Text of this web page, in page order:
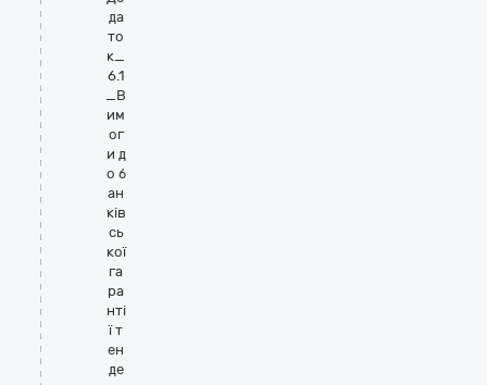
да
то
к_
6.1
_В
им
ог
и д
о б
ан
ків
сь
кої
га
ра
нті
ї т
ен
де